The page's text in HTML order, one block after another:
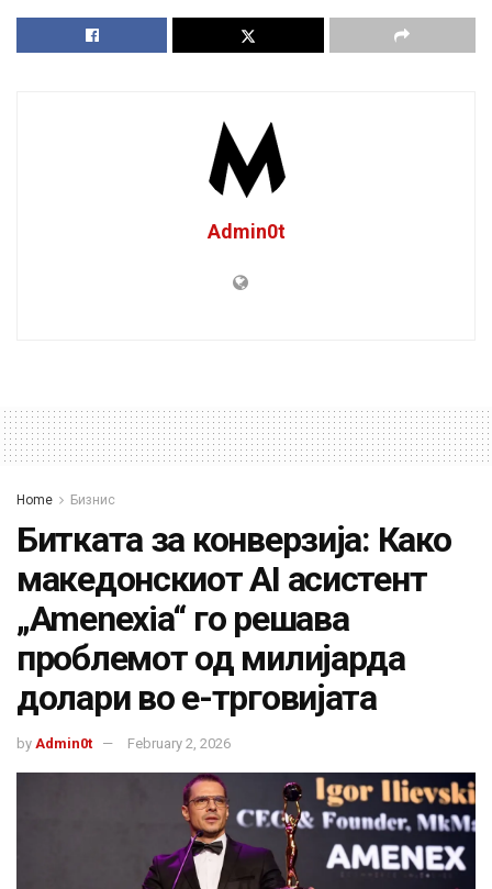
Admin0t
Home Бизнис
Битката за конверзија: Како
македонскиот AI асистент
„Amenexia“ го решава
проблемот од милијарда
долари во е-трговијата
by Admin0t February 2, 2026